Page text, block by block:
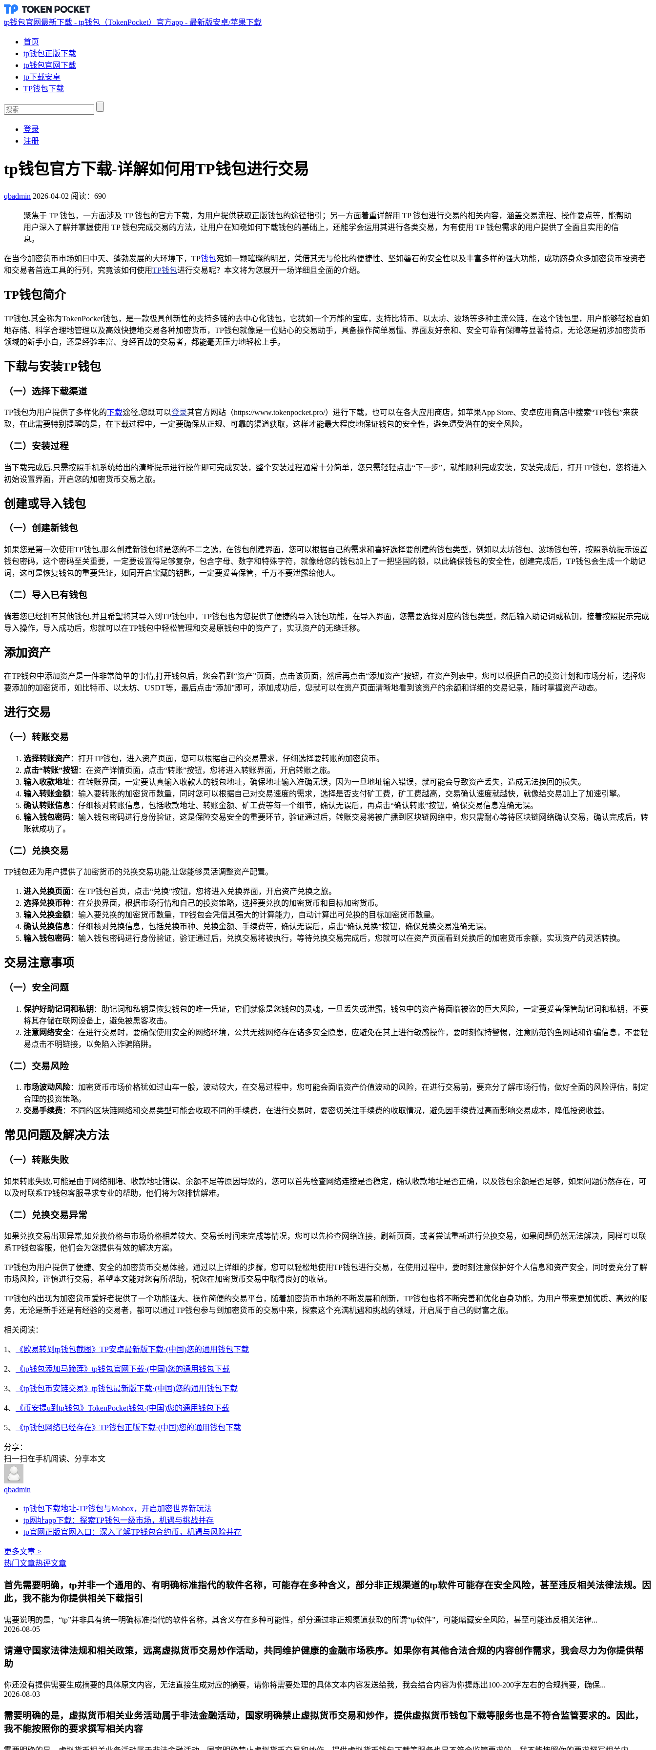
tp钱包官网最新下载 - tp钱包（TokenPocket）官方app - 最新版安卓/苹果下载
首页
tp钱包正版下载
tp钱包官网下载
tp下载安卓
TP钱包下载
登录
注册
tp钱包官方下载-详解如何用TP钱包进行交易
qbadmin 2026-04-02 阅读：690
聚焦于 TP 钱包，一方面涉及 TP 钱包的官方下载，为用户提供获取正版钱包的途径指引；另一方面着重详解用 TP 钱包进行交易的相关内容，涵盖交易流程、操作要点等，能帮助
用户深入了解并掌握使用 TP 钱包完成交易的方法，让用户在知晓如何下载钱包的基础上，还能学会运用其进行各类交易，为有使用 TP 钱包需求的用户提供了全面且实用的信
息。
在当今加密货币市场如日中天、蓬勃发展的大环境下，TP钱包宛如一颗璀璨的明星，凭借其无与伦比的便捷性、坚如磐石的安全性以及丰富多样的强大功能，成功跻身众多加密货币投资者
和交易者首选工具的行列，究竟该如何使用TP钱包进行交易呢？本文将为您展开一场详细且全面的介绍。
TP钱包简介
TP钱包,其全称为TokenPocket钱包，是一款极具创新性的支持多链的去中心化钱包，它犹如一个万能的宝库，支持比特币、以太坊、波场等多种主流公链，在这个钱包里，用户能够轻松自如
地存储、科学合理地管理以及高效快捷地交易各种加密货币，TP钱包就像是一位贴心的交易助手，具备操作简单易懂、界面友好亲和、安全可靠有保障等显著特点，无论您是初涉加密货币
领域的新手小白，还是经验丰富、身经百战的交易者，都能毫无压力地轻松上手。
下载与安装TP钱包
（一）选择下载渠道
TP钱包为用户提供了多样化的下载途径,您既可以登录其官方网站（https://www.tokenpocket.pro/）进行下载，也可以在各大应用商店，如苹果App Store、安卓应用商店中搜索“TP钱包”来获
取，在此需要特别提醒的是，在下载过程中，一定要确保从正规、可靠的渠道获取，这样才能最大程度地保证钱包的安全性，避免遭受潜在的安全风险。
（二）安装过程
当下载完成后,只需按照手机系统给出的清晰提示进行操作即可完成安装，整个安装过程通常十分简单，您只需轻轻点击“下一步”，就能顺利完成安装，安装完成后，打开TP钱包，您将进入
初始设置界面，开启您的加密货币交易之旅。
创建或导入钱包
（一）创建新钱包
如果您是第一次使用TP钱包,那么创建新钱包将是您的不二之选，在钱包创建界面，您可以根据自己的需求和喜好选择要创建的钱包类型，例如以太坊钱包、波场钱包等，按照系统提示设置
钱包密码，这个密码至关重要，一定要设置得足够复杂，包含字母、数字和特殊字符，就像给您的钱包加上了一把坚固的锁，以此确保钱包的安全性，创建完成后，TP钱包会生成一个助记
词，这可是恢复钱包的重要凭证，如同开启宝藏的钥匙，一定要妥善保管，千万不要泄露给他人。
（二）导入已有钱包
倘若您已经拥有其他钱包,并且希望将其导入到TP钱包中，TP钱包也为您提供了便捷的导入钱包功能，在导入界面，您需要选择对应的钱包类型，然后输入助记词或私钥，接着按照提示完成
导入操作，导入成功后，您就可以在TP钱包中轻松管理和交易原钱包中的资产了，实现资产的无缝迁移。
添加资产
在TP钱包中添加资产是一件非常简单的事情,打开钱包后，您会看到“资产”页面，点击该页面，然后再点击“添加资产”按钮，在资产列表中，您可以根据自己的投资计划和市场分析，选择您
要添加的加密货币，如比特币、以太坊、USDT等，最后点击“添加”即可，添加成功后，您就可以在资产页面清晰地看到该资产的余额和详细的交易记录，随时掌握资产动态。
进行交易
（一）转账交易
选择转账资产：打开TP钱包，进入资产页面，您可以根据自己的交易需求，仔细选择要转账的加密货币。
点击“转账”按钮：在资产详情页面，点击“转账”按钮，您将进入转账界面，开启转账之旅。
输入收款地址：在转账界面，一定要认真输入收款人的钱包地址，确保地址输入准确无误，因为一旦地址输入错误，就可能会导致资产丢失，造成无法挽回的损失。
输入转账金额：输入要转账的加密货币数量，同时您可以根据自己对交易速度的需求，选择是否支付矿工费，矿工费越高，交易确认速度就越快，就像给交易加上了加速引擎。
确认转账信息：仔细核对转账信息，包括收款地址、转账金额、矿工费等每一个细节，确认无误后，再点击“确认转账”按钮，确保交易信息准确无误。
输入钱包密码：输入钱包密码进行身份验证，这是保障交易安全的重要环节，验证通过后，转账交易将被广播到区块链网络中，您只需耐心等待区块链网络确认交易，确认完成后，转
账就成功了。
（二）兑换交易
TP钱包还为用户提供了加密货币的兑换交易功能,让您能够灵活调整资产配置。
进入兑换页面：在TP钱包首页，点击“兑换”按钮，您将进入兑换界面，开启资产兑换之旅。
选择兑换币种：在兑换界面，根据市场行情和自己的投资策略，选择要兑换的加密货币和目标加密货币。
输入兑换金额：输入要兑换的加密货币数量，TP钱包会凭借其强大的计算能力，自动计算出可兑换的目标加密货币数量。
确认兑换信息：仔细核对兑换信息，包括兑换币种、兑换金额、手续费等，确认无误后，点击“确认兑换”按钮，确保兑换交易准确无误。
输入钱包密码：输入钱包密码进行身份验证，验证通过后，兑换交易将被执行，等待兑换交易完成后，您就可以在资产页面看到兑换后的加密货币余额，实现资产的灵活转换。
交易注意事项
（一）安全问题
保护好助记词和私钥 ：助记词和私钥是恢复钱包的唯一凭证，它们就像是您钱包的灵魂，一旦丢失或泄露，钱包中的资产将面临被盗的巨大风险，一定要妥善保管助记词和私钥，不要
将其存储在联网设备上，避免被黑客攻击。
注意网络安全：在进行交易时，要确保使用安全的网络环境，公共无线网络存在诸多安全隐患，应避免在其上进行敏感操作，要时刻保持警惕，注意防范钓鱼网站和诈骗信息，不要轻
易点击不明链接，以免陷入诈骗陷阱。
（二）交易风险
市场波动风险：加密货币市场价格犹如过山车一般，波动较大，在交易过程中，您可能会面临资产价值波动的风险，在进行交易前，要充分了解市场行情，做好全面的风险评估，制定
合理的投资策略。
交易手续费：不同的区块链网络和交易类型可能会收取不同的手续费，在进行交易时，要密切关注手续费的收取情况，避免因手续费过高而影响交易成本，降低投资收益。
常见问题及解决方法
（一）转账失败
如果转账失败,可能是由于网络拥堵、收款地址错误、余额不足等原因导致的，您可以首先检查网络连接是否稳定，确认收款地址是否正确，以及钱包余额是否足够，如果问题仍然存在，可
以及时联系TP钱包客服寻求专业的帮助，他们将为您排忧解难。
（二）兑换交易异常
如果兑换交易出现异常,如兑换价格与市场价格相差较大、交易长时间未完成等情况，您可以先检查网络连接，刷新页面，或者尝试重新进行兑换交易，如果问题仍然无法解决，同样可以联
系TP钱包客服，他们会为您提供有效的解决方案。
TP钱包为用户提供了便捷、安全的加密货币交易体验，通过以上详细的步骤，您可以轻松地使用TP钱包进行交易，在使用过程中，要时刻注意保护好个人信息和资产安全，同时要充分了解
市场风险，谨慎进行交易，希望本文能对您有所帮助，祝您在加密货币交易中取得良好的收益。
TP钱包的出现为加密货币爱好者提供了一个功能强大、操作简便的交易平台，随着加密货币市场的不断发展和创新，TP钱包也将不断完善和优化自身功能，为用户带来更加优质、高效的服
务，无论是新手还是有经验的交易者，都可以通过TP钱包参与到加密货币的交易中来，探索这个充满机遇和挑战的领域，开启属于自己的财富之旅。
相关阅读：
1、 《欧易转到tp钱包截图》TP安卓最新版下载·(中国)您的通用钱包下载
2、 《tp钱包添加马蹄莲》tp钱包官网下载·(中国)您的通用钱包下载
3、 《tp钱包币安链交易》tp钱包最新版下载·(中国)您的通用钱包下载
4、 《币安提u到tp钱包》TokenPocket钱包·(中国)您的通用钱包下载
5、 《tp钱包网络已经存在》TP钱包正版下载·(中国)您的通用钱包下载
分享：
扫一扫在手机阅读、分享本文
qbadmin
tp钱包下载地址-TP钱包与Mobox，开启加密世界新玩法
tp网址app下载：探索TP钱包一级市场，机遇与挑战并存
tp官网正版官网入口：深入了解TP钱包合约币，机遇与风险并存
更多文章 >
热门文章热评文章
首先需要明确，tp并非一个通用的、有明确标准指代的软件名称，可能存在多种含义，部分非正规渠道的tp软件可能存在安全风险，甚至违反相关法律法规。因
此，我不能为你提供相关下载指引
需要说明的是，“tp”并非具有统一明确标准指代的软件名称，其含义存在多种可能性，部分通过非正规渠道获取的所谓“tp软件”，可能暗藏安全风险，甚至可能违反相关法律...
2026-08-05
请遵守国家法律法规和相关政策，远离虚拟货币交易炒作活动，共同维护健康的金融市场秩序。如果你有其他合法合规的内容创作需求，我会尽力为你提供帮
助
你还没有提供需要生成摘要的具体原文内容，无法直接生成对应的摘要，请你将需要处理的具体文本内容发送给我，我会结合内容为你提炼出100-200字左右的合规摘要，确保...
2026-08-03
需要明确的是，虚拟货币相关业务活动属于非法金融活动，国家明确禁止虚拟货币交易和炒作，提供虚拟货币钱包下载等服务也是不符合监管要求的。因此，
我不能按照你的要求撰写相关内容